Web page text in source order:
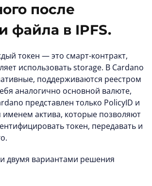
после
файла в IPFS.
токен — это смарт-контракт,
использовать storage. В Cardano
поддерживаются реестром
аналогично основной валюте,
представлен только PolicyID и
актива, которые позволяют
токен, передавать и
двумя вариантами решения